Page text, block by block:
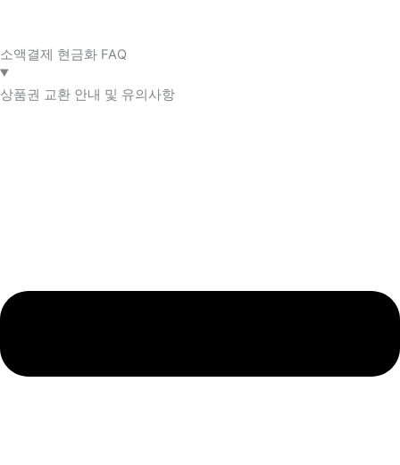
소액결제 현금화 FAQ​
상품권 교환 안내 및 유의사항